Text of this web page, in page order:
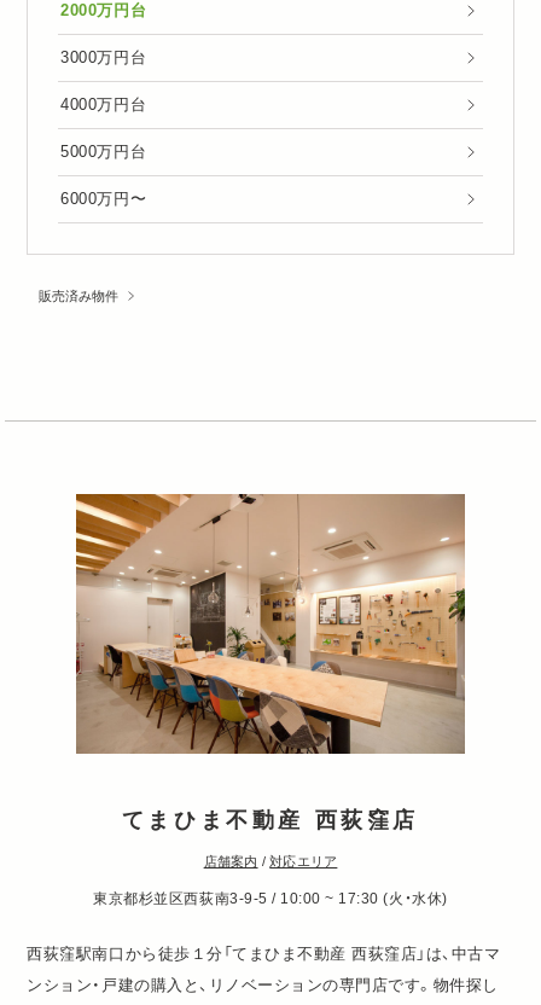
2000万円台
3000万円台
4000万円台
5000万円台
6000万円〜
販売済み物件
てまひま不動産 西荻窪店
店舗案内 /対応エリア
東京都杉並区西荻南3-9-5 / 10:00 ~ 17:30 (火・水休)
西荻窪駅南口から徒歩１分「てまひま不動産 西荻窪店」は、中古マ
ンション・戸建の購入と、リノベーションの専門店です。物件探し